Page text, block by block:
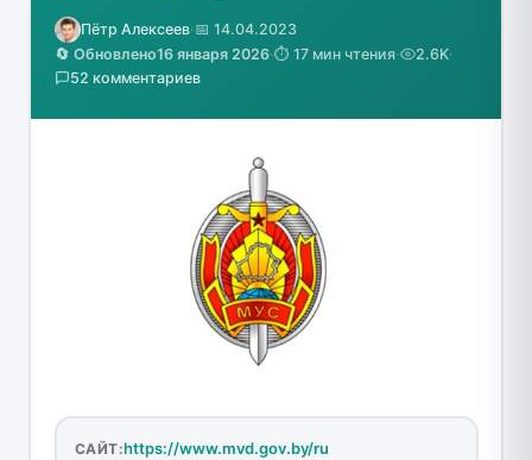
Пётр Алексеев·📅 14.04.2023
🔄 Обновлено16 января 2026·⏱️ 17 мин чтения· 2.6K·
52 комментариев
САЙТ:https://www.mvd.gov.by/ru